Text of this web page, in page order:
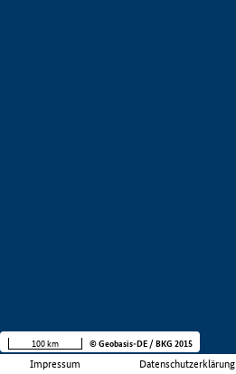
Impressum Datenschutzerklärung
100 km © Geobasis-DE / BKG 2015